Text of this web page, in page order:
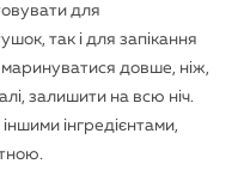
для
так і для запікання
маринуватися довше, ніж,
залишити на всю ніч.
інгредієнтами,